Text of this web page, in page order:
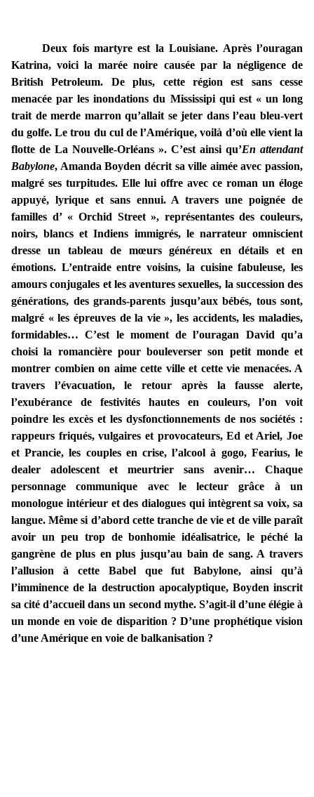
Deux fois martyre est la Louisiane. Après l’ouragan
Katrina, voici la marée noire causée par la négligence de
British Petroleum. De plus, cette région est sans cesse
menacée par les inondations du Mississipi qui est « un long
trait de merde marron qu’allait se jeter dans l’eau bleu-vert
du golfe. Le trou du cul de l’Amérique, voilà d’où elle vient la
flotte de La Nouvelle-Orléans ». C’est ainsi qu’En attendant
Babylone, Amanda Boyden décrit sa ville aimée avec passion,
malgré ses turpitudes. Elle lui offre avec ce roman un éloge
appuyé, lyrique et sans ennui. A travers une poignée de
familles d’ « Orchid Street », représentantes des couleurs,
noirs, blancs et Indiens immigrés, le narrateur omniscient
dresse un tableau de mœurs généreux en détails et en
émotions. L’entraide entre voisins, la cuisine fabuleuse, les
amours conjugales et les aventures sexuelles, la succession des
générations, des grands-parents jusqu’aux bébés, tous sont,
malgré « les épreuves de la vie », les accidents, les maladies,
formidables… C’est le moment de l’ouragan David qu’a
choisi la romancière pour bouleverser son petit monde et
montrer combien on aime cette ville et cette vie menacées. A
travers l’évacuation, le retour après la fausse alerte,
l’exubérance de festivités hautes en couleurs, l’on voit
poindre les excès et les dysfonctionnements de nos sociétés :
rappeurs friqués, vulgaires et provocateurs, Ed et Ariel, Joe
et Prancie, les couples en crise, l’alcool à gogo, Fearius, le
dealer adolescent et meurtrier sans avenir… Chaque
personnage communique avec le lecteur grâce à un
monologue intérieur et des dialogues qui intègrent sa voix, sa
langue. Même si d’abord cette tranche de vie et de ville paraît
avoir un peu trop de bonhomie idéalisatrice, le péché la
gangrène de plus en plus jusqu’au bain de sang. A travers
l’allusion à cette Babel que fut Babylone, ainsi qu’à
l’imminence de la destruction apocalyptique, Boyden inscrit
sa cité d’accueil dans un second mythe. S’agit-il d’une élégie à
un monde en voie de disparition ? D’une prophétique vision
d’une Amérique en voie de balkanisation ?